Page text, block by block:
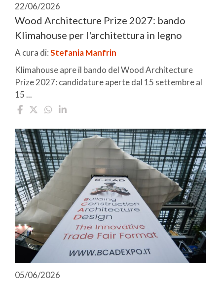
22/06/2026
Wood Architecture Prize 2027: bando
Klimahouse per l'architettura in legno
A cura di:Stefania Manfrin
Klimahouse apre il bando del Wood Architecture
Prize 2027: candidature aperte dal 15 settembre al
15 ...
05/06/2026